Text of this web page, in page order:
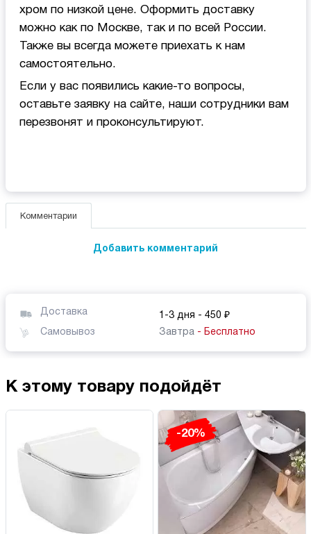
хром по низкой цене. Оформить доставку
можно как по Москве, так и по всей России.
Также вы всегда можете приехать к нам
самостоятельно.
Если у вас появились какие-то вопросы,
оставьте заявку на сайте, наши сотрудники вам
перезвонят и проконсультируют.
Комментарии
Добавить комментарий
Доставка 1-3 дня - 450 ₽
Самовывоз
Завтра - Бесплатно
К этому товару подойдёт
-20%